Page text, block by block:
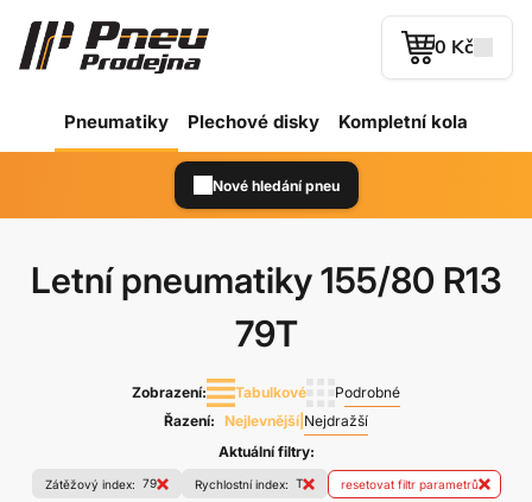
0 Kč
Pneumatiky Plechové disky Kompletní kola
Nové hledání pneu
Letní pneumatiky155/80 R13
79T
Zobrazení: Tabulkové
Podrobné
Řazení: Nejlevnější Nejdražší
Aktuální filtry:
Zátěžový index: 79 Rychlostní index: T resetovat filtr parametrů